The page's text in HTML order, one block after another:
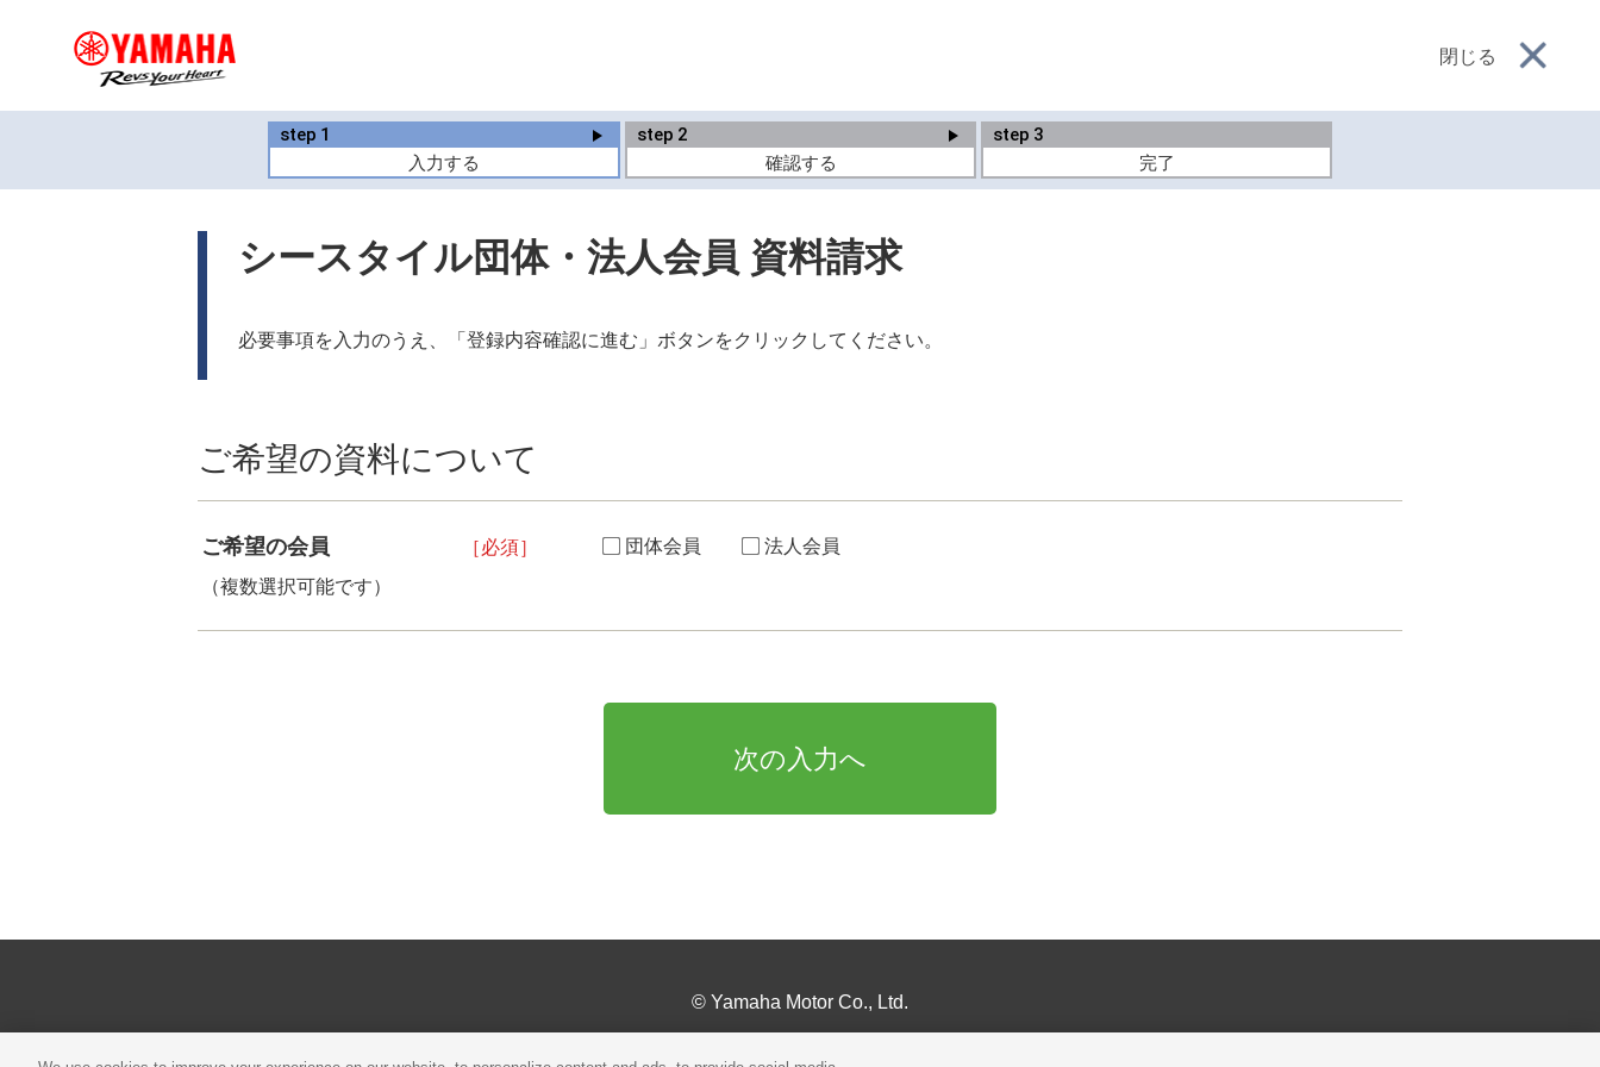
閉じる
step 1
入力する
step 2
確認する
step 3
完了
シースタイル団体・法人会員 資料請求
必要事項を入力のうえ、「登録内容確認に進む」ボタンをクリックしてください。
ご希望の資料について
ご希望の会員
［必須］
（複数選択可能です）
団体会員 法人会員
© Yamaha Motor Co., Ltd.